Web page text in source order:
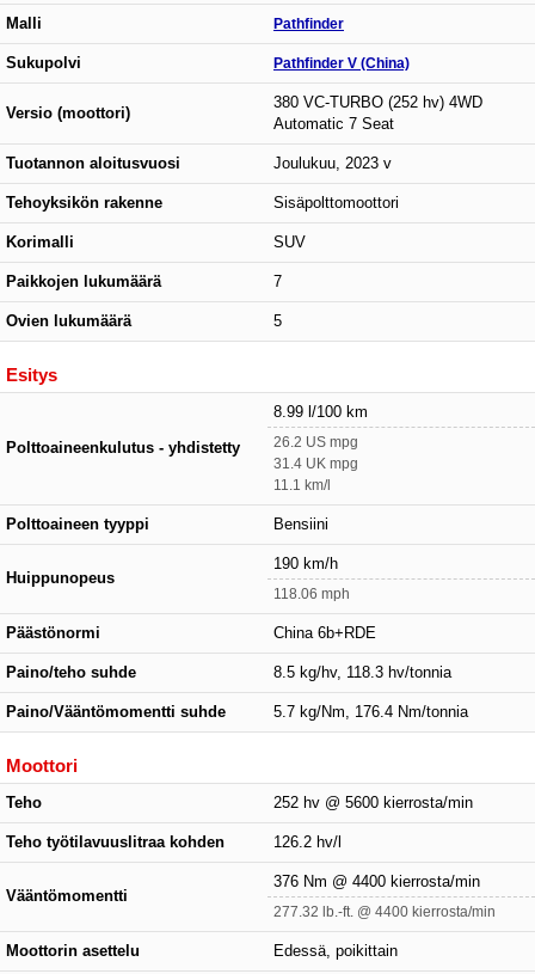
Malli Pathfinder
Sukupolvi Pathfinder V (China)
Versio (moottori)
380 VC-TURBO (252 hv) 4WD
Automatic 7 Seat
Tuotannon aloitusvuosi Joulukuu, 2023 v
Tehoyksikön rakenne Sisäpolttomoottori
Korimalli SUV
Paikkojen lukumäärä 7
Ovien lukumäärä 5
Esitys
Polttoaineenkulutus - yhdistetty
8.99 l/100 km
26.2 US mpg
31.4 UK mpg
11.1 km/l
Polttoaineen tyyppi Bensiini
Huippunopeus
190 km/h
118.06 mph
Päästönormi China 6b+RDE
Paino/teho suhde 8.5 kg/hv, 118.3 hv/tonnia
Paino/Vääntömomentti suhde 5.7 kg/Nm, 176.4 Nm/tonnia
Moottori
Teho 252 hv @ 5600 kierrosta/min
Teho työtilavuuslitraa kohden 126.2 hv/l
Vääntömomentti
376 Nm @ 4400 kierrosta/min
277.32 lb.-ft. @ 4400 kierrosta/min
Moottorin asettelu Edessä, poikittain